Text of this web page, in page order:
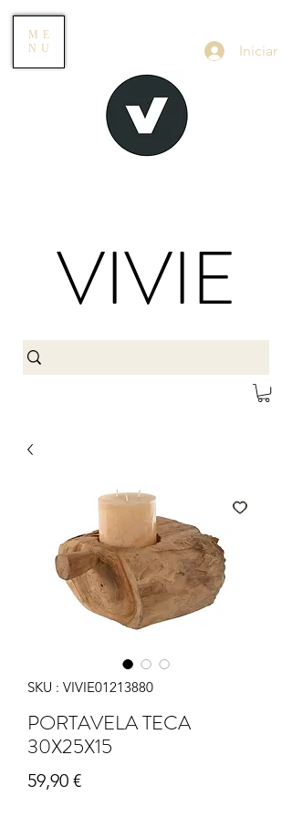
ME
NU
Iniciar
VIVIE
SKU : VIVIE01213880
PORTAVELA TECA
30X25X15
59,90 €Prix